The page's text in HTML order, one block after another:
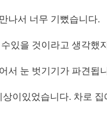
나서 너무 기뻤습니다.
수있을 것이라고 생각
서 눈 벗기기가 파견됩
이있었습니다. 차로